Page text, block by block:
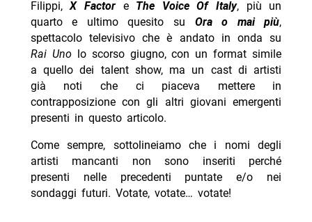
Filippi,X Factor e The Voice Of Italy, più un
quarto e ultimo quesito su Ora o mai più,
spettacolo televisivo che è andato in onda su
Rai Unolo scorso giugno, con un format simile
a quello dei talent show, ma un cast di artisti
già noti che ci piaceva mettere in
contrapposizione con gli altri giovani emergenti
presenti in questo articolo.
Come sempre, sottolineiamo che i nomi degli
artisti mancanti non sono inseriti perché
presenti nelle precedenti puntate e/o nei
sondaggi futuri. Votate, votate… votate!